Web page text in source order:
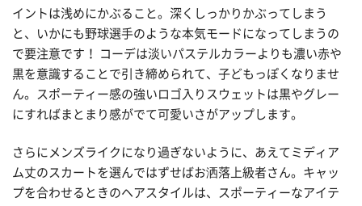
イントは浅めにかぶること。深くしっかりかぶってしまう
と、いかにも野球選手のような本気モードになってしまうの
で要注意です！ コーデは淡いパステルカラーよりも濃い赤や
黒を意識することで引き締められて、子どもっぽくなりませ
ん。スポーティー感の強いロゴ入りスウェットは黒やグレー
にすればまとまり感がでて可愛いさがアップします。
さらにメンズライクになり過ぎないように、あえてミディア
ム丈のスカートを選んではずせばお洒落上級者さん。キャッ
プを合わせるときのヘアスタイルは、スポーティーなアイテ